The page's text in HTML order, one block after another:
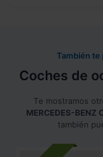
También
Coches de
Te mostramos
MERCEDES-BENZ
también